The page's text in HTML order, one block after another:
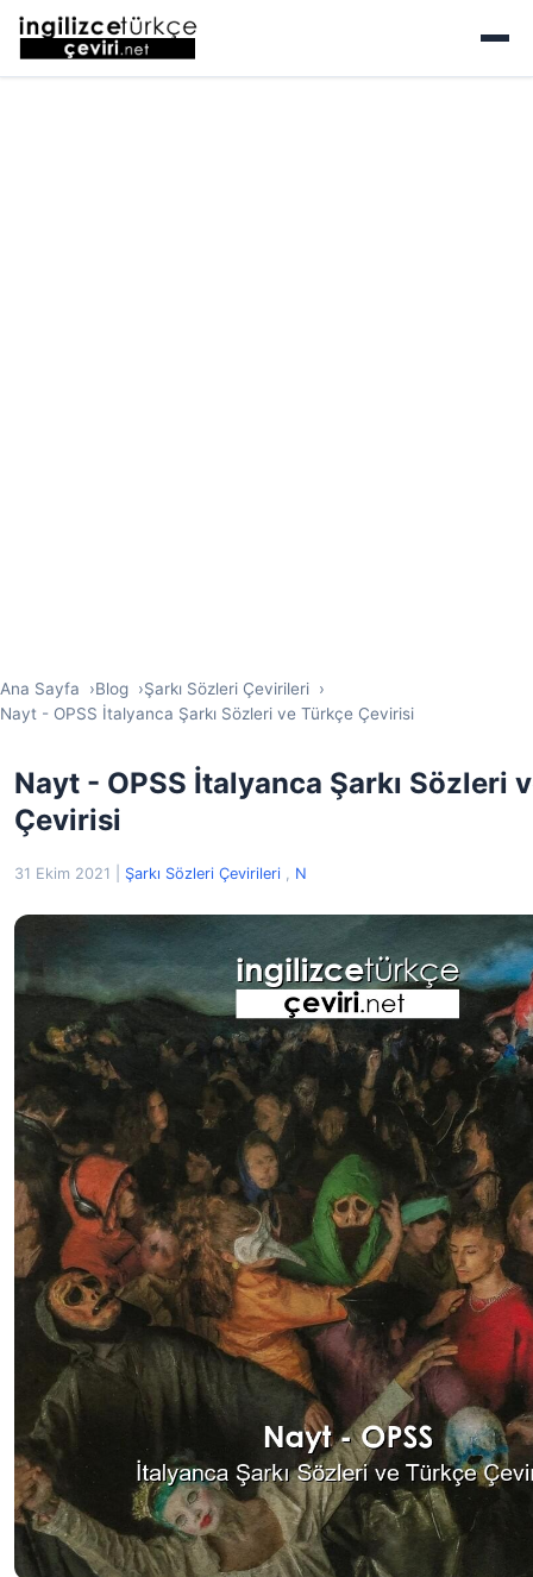
Ana Sayfa Blog
Şarkı Sözleri Çevirileri
Nayt - OPSS İtalyanca Şarkı Sözleri ve Türkçe Çevirisi
Nayt - OPSS İtalyanca Şarkı Sözleri
Çevirisi
31 Ekim 2021 Şarkı Sözleri Çevirileri , N